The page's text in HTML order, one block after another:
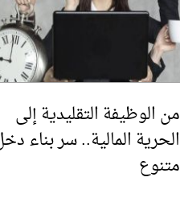
من الوظيفة التقليدية إلى
الحرية المالية.. سر بناء
متنوع